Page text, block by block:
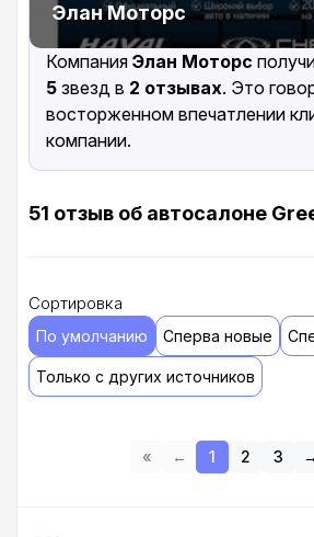
Элан Моторс
Компания Элан Моторс
5 звезд в 2 отзывах. Это
восторженном впечатлении
компании.
51 отзыв об автосалоне
Сортировка
По умолчанию Сперва новые
Только с других источников
« ← 1 2 3 →